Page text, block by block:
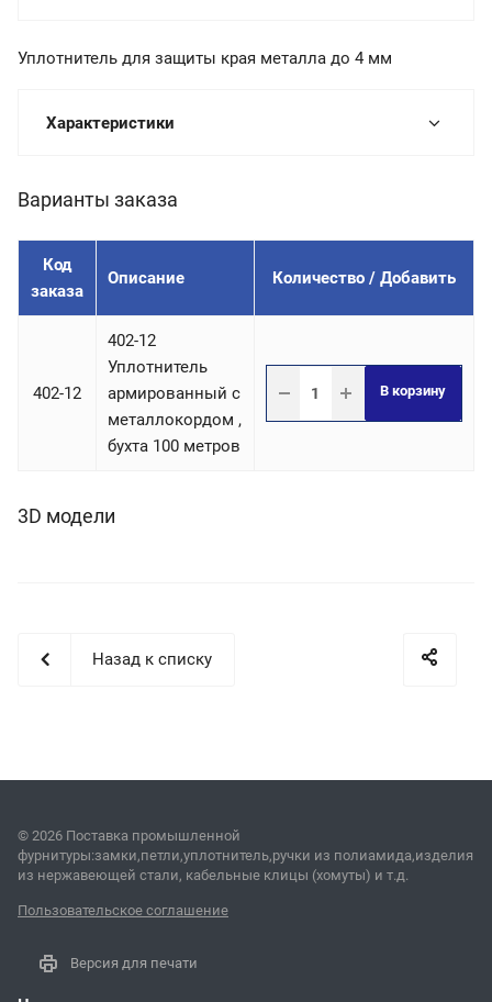
Уплотнитель для защиты края металла до 4 мм
Характеристики
Варианты заказа
Код
заказа
Описание Количество / Добавить
402-12
402-12
Уплотнитель
армированный с
металлокордом ,
бухта 100 метров
В корзину
3D модели
Назад к списку
© 2026 Поставка промышленной
фурнитуры:замки,петли,уплотнитель,ручки из полиамида,изделия
из нержавеющей стали, кабельные клицы (хомуты) и т.д.
Пользовательское соглашение
Версия для печати